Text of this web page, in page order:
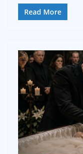
Read More